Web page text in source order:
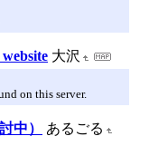
大沢
on this server.
中） あるごる